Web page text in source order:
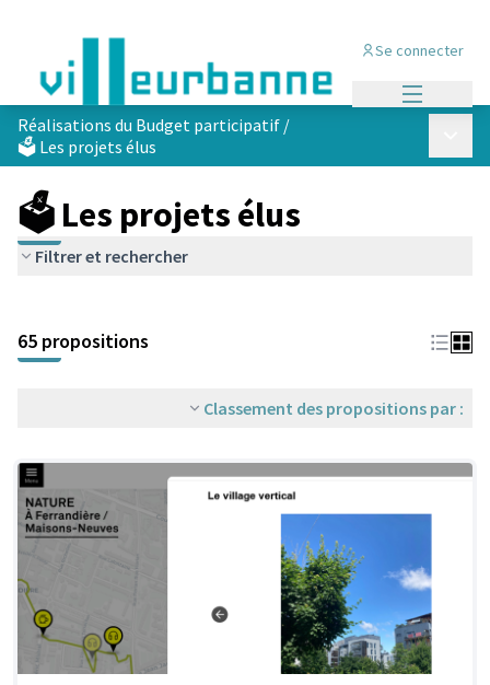
Se connecter
Réalisations du Budget participatif /
🗳️ Les projets élus
🗳️ Les projets élus
Filtrer et rechercher
+
−
65 propositions
Classement des propositions par :